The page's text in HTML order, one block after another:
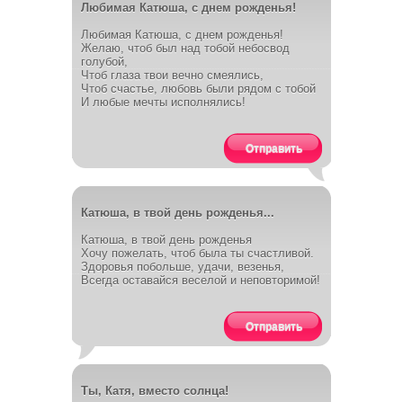
Любимая Катюша, с днем рожденья!
Любимая Катюша, с днем рожденья!
Желаю, чтоб был над тобой небосвод
голубой,
Чтоб глаза твои вечно смеялись,
Чтоб счастье, любовь были рядом с тобой
И любые мечты исполнялись!
Отправить
Катюша, в твой день рожденья...
Катюша, в твой день рожденья
Хочу пожелать, чтоб была ты счастливой.
Здоровья побольше, удачи, везенья,
Всегда оставайся веселой и неповторимой!
Отправить
Ты, Катя, вместо солнца!